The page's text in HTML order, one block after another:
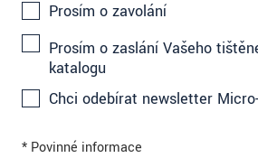
Prosím o zavolání
Prosím o zaslání Vašeho
katalogu
Chci odebírat newsletter
* Povinné informace